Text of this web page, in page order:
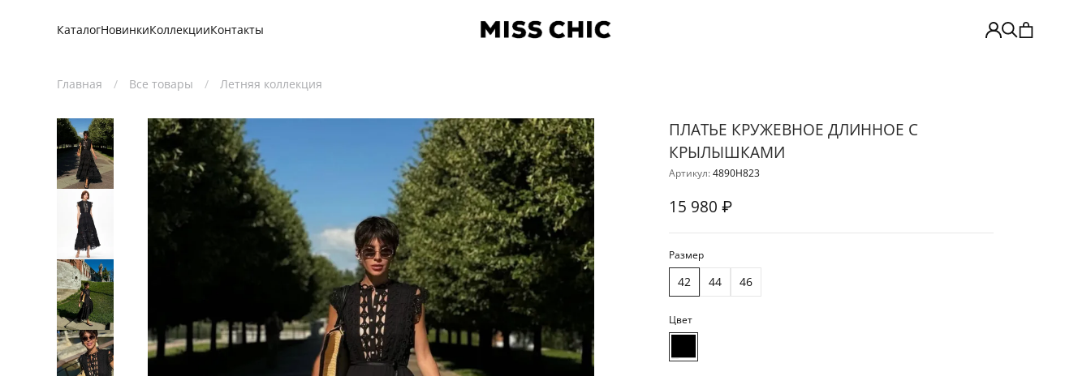
КаталогНовинкиКоллекцииКонтакты
Главная Все товары Летняя коллекция
ПЛАТЬЕ КРУЖЕВНОЕ ДЛИННОЕ С
КРЫЛЫШКАМИ
Артикул:4890Н823
15 980 ₽
Размер
42 44 46
Цвет